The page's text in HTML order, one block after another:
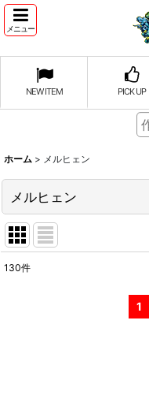
メニュー
NEW ITEM PICK UP
ホーム > メルヒェン
メルヒェン
130件
1